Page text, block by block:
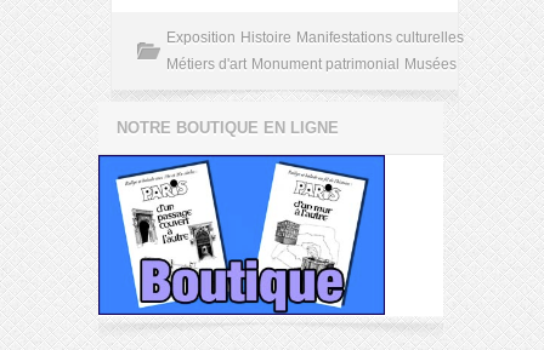
Exposition Histoire Manifestations culturelles
Métiers d'art Monument patrimonial Musées
NOTRE BOUTIQUE EN LIGNE